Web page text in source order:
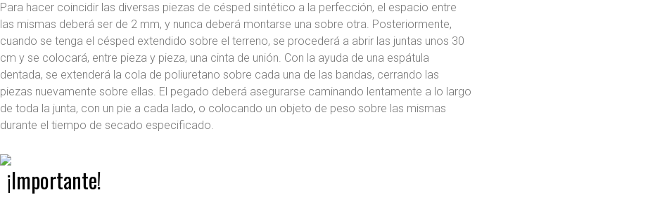
Para hacer coincidir las diversas piezas de césped sintético a la perfección, el espacio entre
las mismas deberá ser de 2 mm, y nunca deberá montarse una sobre otra. Posteriormente,
cuando se tenga el césped extendido sobre el terreno, se procederá a abrir las juntas unos 30
cm y se colocará, entre pieza y pieza, una cinta de unión. Con la ayuda de una espátula
dentada, se extenderá la cola de poliuretano sobre cada una de las bandas, cerrando las
piezas nuevamente sobre ellas. El pegado deberá asegurarse caminando lentamente a lo largo
de toda la junta, con un pie a cada lado, o colocando un objeto de peso sobre las mismas
durante el tiempo de secado especificado.
¡Importante!